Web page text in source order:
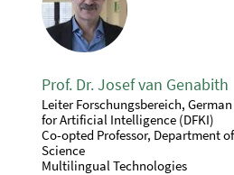
Prof. Dr. Josef van Genabith
Leiter Forschungsbereich,
for Artificial Intelligence (DFKI)
Co-opted Professor, Department
Science
Multilingual Technologies